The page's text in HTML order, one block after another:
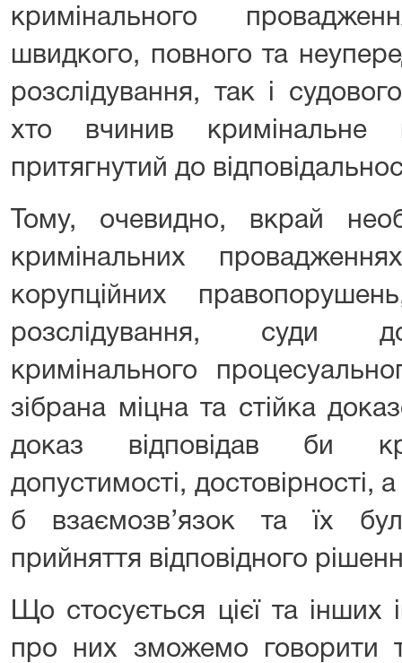
кримінального
швидкого, повного та
розслідування, так і
хто вчинив кримінальне
притягнутий до
Тому, очевидно, вкрай
кримінальних
корупційних
розслідування, суди
кримінального
зібрана міцна та стійка
доказ відповідав би
допустимості, достовірності,
б взаємозв’язок та їх
прийняття відповідного
Що стосується цієї та інших
про них зможемо говорити